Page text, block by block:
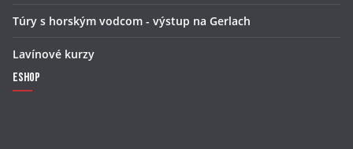
Túry s horským vodcom - výstup na Gerlach
Lavínové kurzy
Eshop